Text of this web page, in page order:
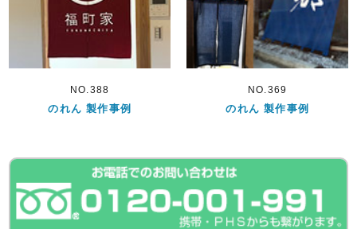
NO.388
のれん 製作事例
NO.369
のれん 製作事例